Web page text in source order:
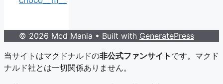
© 2026 Mcd Mania • Built with GeneratePress
当サイトはマクドナルドの非公式ファンサイト です。マクド
ナルド社とは一切関係ありません。